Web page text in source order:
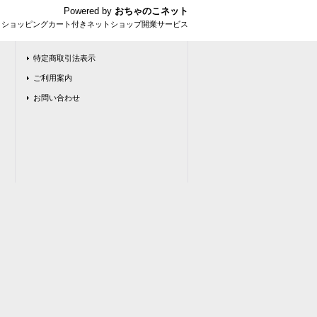
Powered by おちゃのこネット
ョッピングカート付きネットショップ開業サービス
特定商取引法表示
ご利用案内
お問い合わせ